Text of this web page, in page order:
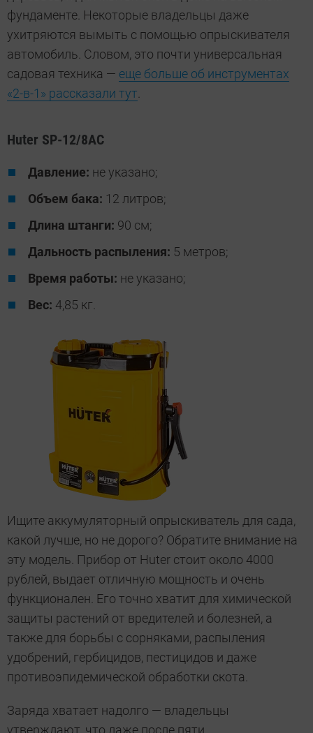
фундаменте. Некоторые владельцы даже
ухитряются вымыть с помощью опрыскивателя
автомобиль. Словом, это почти универсальная
садовая техника — еще больше об инструментах
«2-в-1» рассказали тут
Huter SP-12/8AC
Давление: не указано;
Объем бака: 12 литров;
Длина штанги: 90 см;
Дальность распыления: 5 метров;
Время работы: не указано;
Вес: 4,85 кг.
Ищите аккумуляторный опрыскиватель для сада,
какой лучше, но не дорого? Обратите внимание на
эту модель. Прибор от Huter стоит около 4000
рублей, выдает отличную мощность и очень
функционален. Его точно хватит для химической
защиты растений от вредителей и болезней, а
также для борьбы с сорняками, распыления
удобрений, гербицидов, пестицидов и даже
противоэпидемической обработки скота.
Заряда хватает надолго — владельцы
утверждают, что даже после пяти